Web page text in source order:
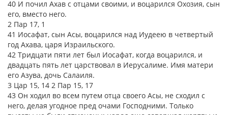
40 И почил Ахав с отцами своими, и воцарился Охозия, сын
его, вместо него.
2 Пар 17, 1
41 Иосафат, сын Асы, воцарился над Иудеею в четвертый
год Ахава, царя Израильского.
42 Тридцати пяти лет был Иосафат, когда воцарился, и
двадцать пять лет царствовал в Иерусалиме. Имя матери
его Азува, дочь Салаиля.
3 Цар 15, 14 2 Пар 15, 17
43 Он ходил во всем путем отца своего Асы, не сходил с
него, делая угодное пред очами Господними. Только